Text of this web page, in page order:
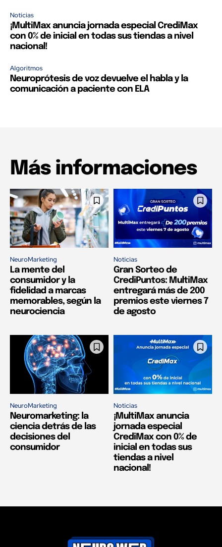
Noticias
¡MultiMax anuncia jornada especial CrediMax
con 0% de inicial en todas sus tiendas a nivel
nacional!
Algoritmos
Neuroprótesis de voz devuelve el habla y la
comunicación a paciente con ELA
Más informaciones
NeuroMarketing
La mente del
consumidor y la
fidelidad a marcas
memorables, según la
neurociencia
Noticias
Gran Sorteo de
CrediPuntos: MultiMax
entregará más de 200
premios este viernes 7
de agosto
NeuroMarketing
Neuromarketing: la
ciencia detrás de las
decisiones del
consumidor
Noticias
¡MultiMax anuncia
jornada especial
CrediMax con 0% de
inicial en todas sus
tiendas a nivel
nacional!